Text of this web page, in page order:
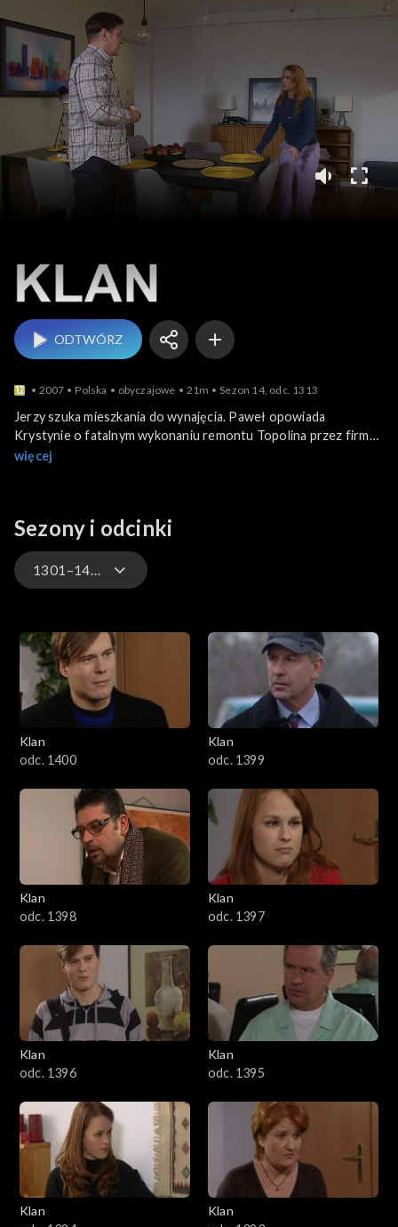
ODTWÓRZ
2007 Polska obyczajowe 21m Sezon 14, odc. 1313
Jerzy szuka mieszkania do wynajęcia. Paweł opowiada
Krystynie o fatalnym wykonaniu remontu Topolina przez firmę
Feliksa. Na szczęście, był z nim inspektor nadzoru budowlanego
dostała, jest kradziony.
więcej
Sezony i odcinki
1301–1400
4601–4700
4501–4600
4401–4500
4301–4400
4201–4300
4101–4200
3901–4000
3801–3900
3701–3800
3601–3700
3501–3600
3401–3500
Klan
odc. 1400
Klan
odc. 1399
Klan
odc. 1398
Klan
odc. 1397
Klan
odc. 1396
Klan
odc. 1395
Klan
Klan